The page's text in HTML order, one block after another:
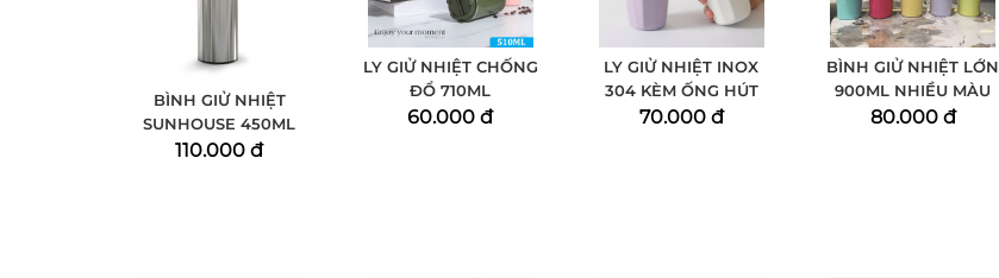
BÌNH GIỬ NHIỆT
SUNHOUSE 450ML
110.000 đ
LY GIỬ NHIỆT CHỐNG
ĐỔ 710ML
60.000 đ
LY GIỬ NHIỆT INOX
304 KÈM ỐNG HÚT
70.000 đ
BÌNH GIỬ NHIỆT LỚN
900ML NHIỀU MÀU
80.000 đ